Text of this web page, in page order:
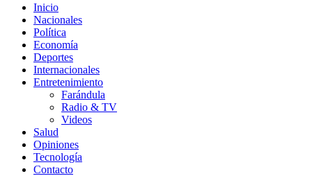
Inicio
Nacionales
Política
Economía
Deportes
Internacionales
Entretenimiento
Farándula
Radio & TV
Videos
Salud
Opiniones
Tecnología
Contacto